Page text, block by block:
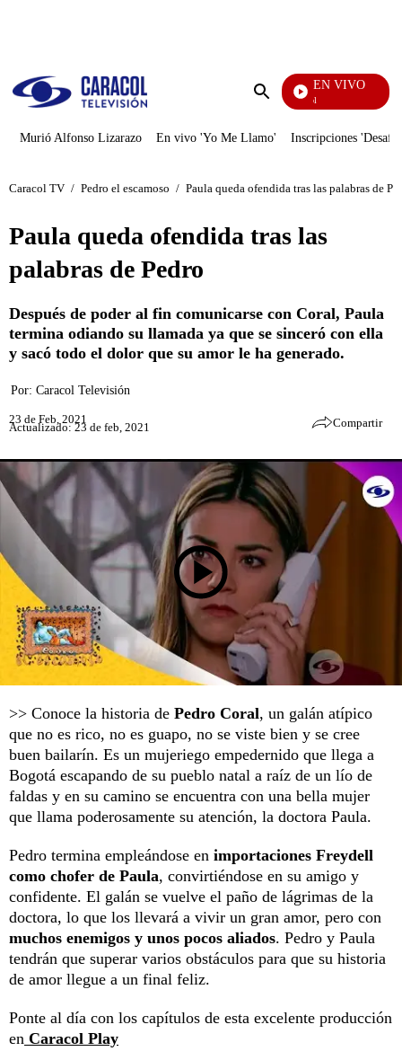
Enviar
EN VIVO
Noticias Caracol
Murió Alfonso Lizarazo En vivo 'Yo Me Llamo' Inscripciones
Caracol TV / Pedro el escamoso / Paula queda ofendida tras las palabras de
Paula queda ofendida tras las
palabras de Pedro
Después de poder al fin comunicarse con Coral, Paula
termina odiando su llamada ya que se sinceró con ella
y sacó todo el dolor que su amor le ha generado.
Por: Caracol Televisión
23 de Feb, 2021
Actualizado: 23 de feb, 2021 Compartir
>> Conoce la historia de Pedro Coral, un galán atípico
que no es rico, no es guapo, no se viste bien y se cree
buen bailarín. Es un mujeriego empedernido que llega a
Bogotá escapando de su pueblo natal a raíz de un lío de
faldas y en su camino se encuentra con una bella mujer
que llama poderosamente su atención, la doctora Paula.
Pedro termina empleándose en importaciones Freydell
como chofer de Paula, convirtiéndose en su amigo y
confidente. El galán se vuelve el paño de lágrimas de la
doctora, lo que los llevará a vivir un gran amor, pero con
muchos enemigos y unos pocos aliados. Pedro y Paula
tendrán que superar varios obstáculos para que su historia
de amor llegue a un final feliz.
Ponte al día con los capítulos de esta excelente producción
en Caracol Play